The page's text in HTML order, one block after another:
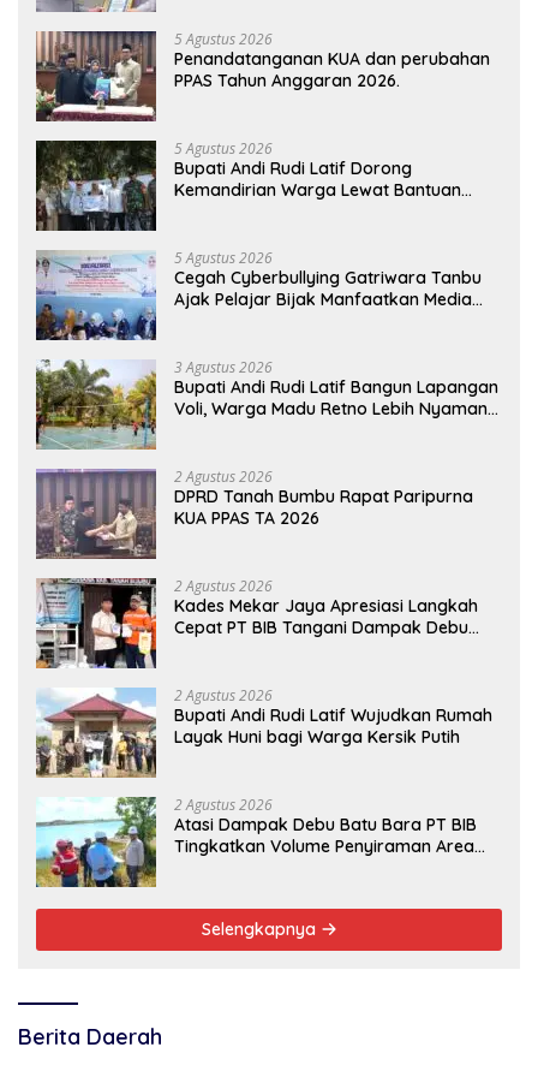
5 Agustus 2026
Penandatanganan KUA dan perubahan
PPAS Tahun Anggaran 2026.
5 Agustus 2026
Bupati Andi Rudi Latif Dorong
Kemandirian Warga Lewat Bantuan
5 Agustus 2026
Cegah Cyberbullying Gatriwara Tanbu
Ajak Pelajar Bijak Manfaatkan Media
3 Agustus 2026
Bupati Andi Rudi Latif Bangun Lapangan
Voli, Warga Madu Retno Lebih Nyaman
2 Agustus 2026
DPRD Tanah Bumbu Rapat Paripurna
KUA PPAS TA 2026
2 Agustus 2026
Kades Mekar Jaya Apresiasi Langkah
Cepat PT BIB Tangani Dampak Debu
2 Agustus 2026
Bupati Andi Rudi Latif Wujudkan Rumah
Layak Huni bagi Warga Kersik Putih
2 Agustus 2026
Atasi Dampak Debu Batu Bara PT BIB
Tingkatkan Volume Penyiraman Area
Selengkapnya
Berita Daerah